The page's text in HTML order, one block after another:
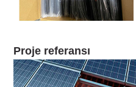
Proje referansı